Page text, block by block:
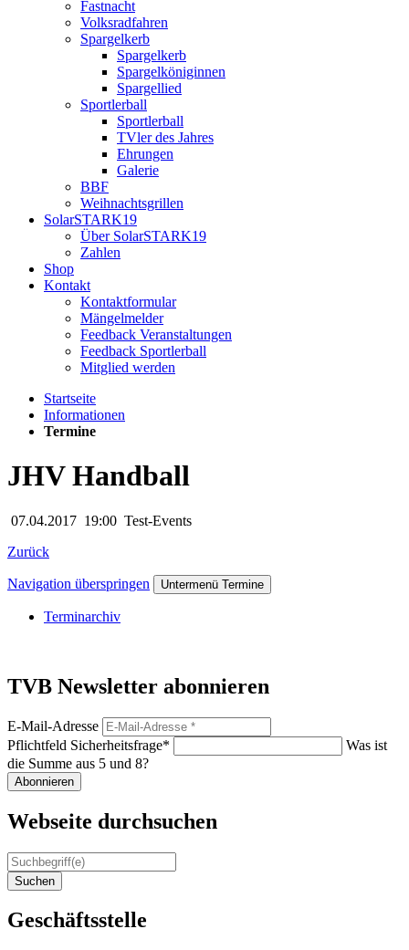
Fastnacht
Volksradfahren
Spargelkerb
Spargelkerb
Spargelköniginnen
Spargellied
Sportlerball
Sportlerball
TVler des Jahres
Ehrungen
Galerie
BBF
Weihnachtsgrillen
SolarSTARK19
Über SolarSTARK19
Zahlen
Shop
Kontakt
Kontaktformular
Mängelmelder
Feedback Veranstaltungen
Feedback Sportlerball
Mitglied werden
Startseite
Informationen
Termine
JHV Handball
07.04.2017 19:00 Test-Events
Zurück
Navigation überspringen Untermenü Termine
Terminarchiv
TVB Newsletter abonnieren
E-Mail-Adresse
Pflichtfeld Sicherheitsfrage*
Was ist
die Summe aus 5 und 8?
Abonnieren
Webseite durchsuchen
Suchen
Geschäftsstelle